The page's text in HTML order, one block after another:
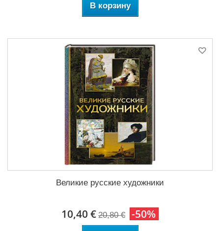
В корзину
Великие русские художники
10,40 € 20,80 € -50%